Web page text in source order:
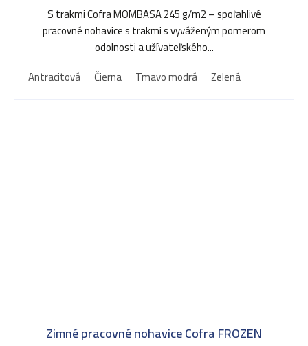
S trakmi Cofra MOMBASA 245 g/m2 – spoľahlivé
pracovné nohavice s trakmi s vyváženým pomerom
odolnosti a užívateľského...
Antracitová
Čierna Tmavo modrá Zelená
Zimné pracovné nohavice Cofra FROZEN